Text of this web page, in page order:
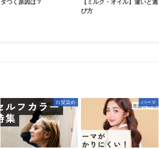
タつく原因は？
【ミルク・オイル】違いと選
び方
白髪染め パーマ